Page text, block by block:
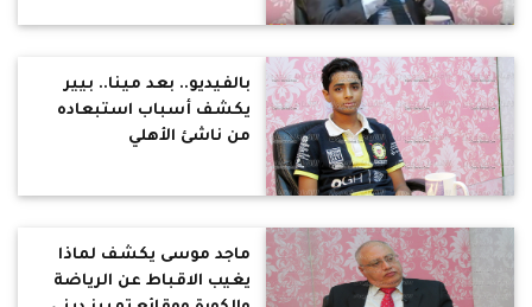
بالفيديو.. بعد مينا.. بيير
يكشف أسباب استبعاده
من ناشئ الأهلي
ماجد موسى يكشف لماذا
يغيب الاقباط عن الرياضة